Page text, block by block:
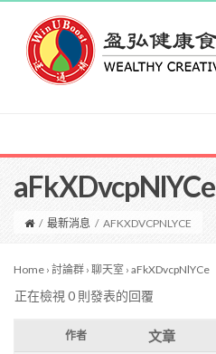
aFkXDvcpNlYCe
/ 最新消息 / AFKXDVCPNLYCE
Home › 討論群 › 聊天室 › aFkXDvcpNlYCe
正在檢視 0 則發表的回覆
作者 文章